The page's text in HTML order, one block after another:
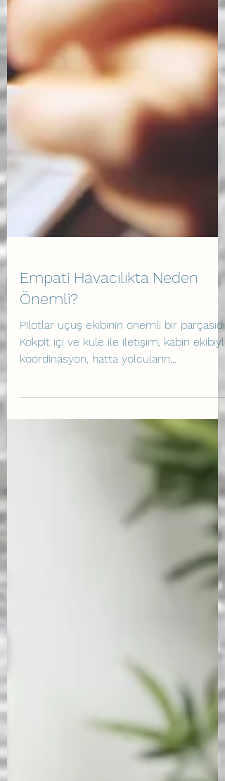
Önemli?
Pilotlar uçuş ekibinin önemli bir parçasıdır.
Kokpit içi ve kule ile iletişim, kabin ekibiyle
koordinasyon, hatta yolcuların...